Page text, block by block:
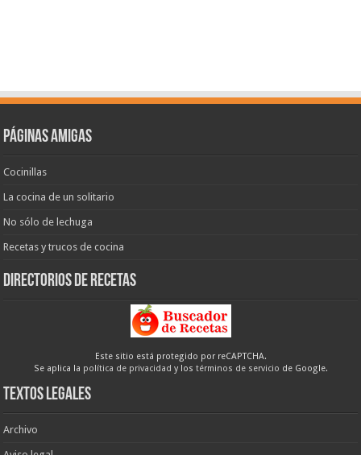
Páginas amigas
Cocinillas
La cocina de un solitario
No sólo de lechuga
Recetas y trucos de cocina
Directorios de recetas
Este sitio está protegido por reCAPTCHA.
Se aplica la política de privacidad y los términos de servicio de Google.
Textos legales
Archivo